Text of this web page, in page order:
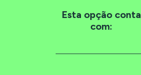
Esta opção conta
com: